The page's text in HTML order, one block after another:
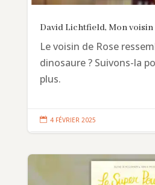
David Lichtfield, Mon
Le voisin de Rose
dinosaure ? Suivons-la
plus.
 4 FÉVRIER 2025